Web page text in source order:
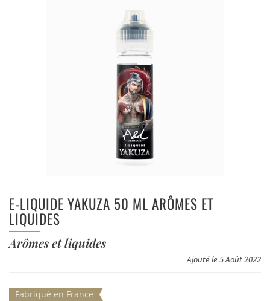
E-LIQUIDE YAKUZA 50 ML ARÔMES ET
LIQUIDES
Arômes et liquides
Ajouté le 5 Août 2022
Fabriqué en France